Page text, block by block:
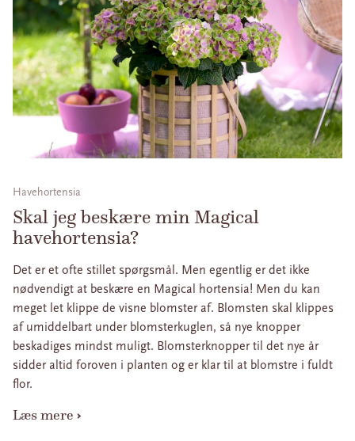
Havehortensia
Skal jeg beskære min Magical
havehortensia?
Det er et ofte stillet spørgsmål. Men egentlig er det ikke
nødvendigt at beskære en Magical hortensia! Men du kan
meget let klippe de visne blomster af. Blomsten skal klippes
af umiddelbart under blomsterkuglen, så nye knopper
beskadiges mindst muligt. Blomsterknopper til det nye år
sidder altid foroven i planten og er klar til at blomstre i fuldt
flor.
Læs mere